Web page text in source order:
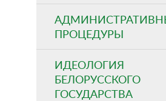
ПРОЦЕДУРЫ
ИДЕОЛОГИЯ
БЕЛОРУССКОГО
ГОСУДАРСТВА